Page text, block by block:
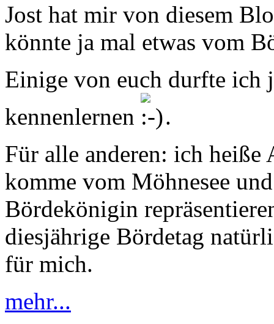
Jost hat mir von diesem
könnte ja mal etwas vom
Einige von euch durfte ich
kennenlernen
.
Für alle anderen: ich
komme vom Möhnesee
Bördekönigin
diesjährige Bördetag
für mich.
mehr...